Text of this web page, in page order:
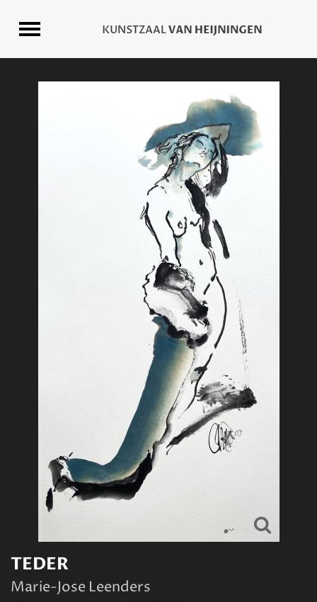
TEDER
Marie-Jose Leenders